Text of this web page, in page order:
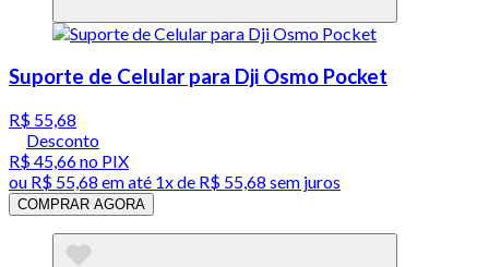
Suporte de Celular para Dji Osmo Pocket
R$ 55,68
Desconto
R$ 45,66no PIX
ou R$ 55,68 em até 1x de R$ 55,68 sem juros
COMPRAR AGORA